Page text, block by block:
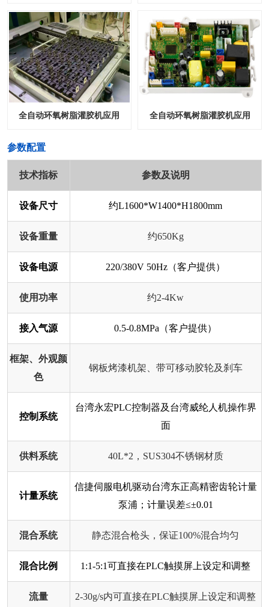
全自动环氧树脂灌胶机应用 全自动环氧树脂灌胶机应用
​参数配置
技术指标 参数及说明
设备尺寸 约L1600*W1400*H1800mm
设备重量 约650Kg
设备电源 220/380V 50Hz（客户提供）
使用功率 约2-4Kw
接入气源 0.5-0.8MPa（客户提供）
框架、外观颜
色
钢板烤漆机架、带可移动胶轮及刹车
控制系统
台湾永宏PLC控制器及台湾威纶人机操作界
面
供料系统 40L*2，SUS304不锈钢材质
计量系统
信捷伺服电机驱动台湾东正高精密齿轮计量
泵浦；计量误差≤±0.01
混合系统 静态混合枪头，保证100%混合均匀
混合比例 1:1-5:1可直接在PLC触摸屏上设定和调整
流量 2-30g/s内可直接在PLC触摸屏上设定和调整